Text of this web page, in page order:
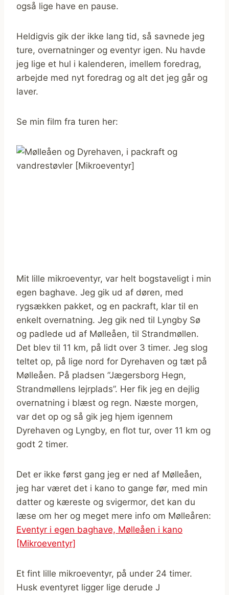
også lige have en pause.
Heldigvis gik der ikke lang tid, så savnede jeg
ture, overnatninger og eventyr igen. Nu havde
jeg lige et hul i kalenderen, imellem foredrag,
arbejde med nyt foredrag og alt det jeg går og
laver.
Se min film fra turen her:
Mit lille mikroeventyr, var helt bogstaveligt i min
egen baghave. Jeg gik ud af døren, med
rygsækken pakket, og en packraft, klar til en
enkelt overnatning. Jeg gik ned til Lyngby Sø
og padlede ud af Mølleåen, til Strandmøllen.
Det blev til 11 km, på lidt over 3 timer. Jeg slog
teltet op, på lige nord for Dyrehaven og tæt på
Mølleåen. På pladsen ”Jægersborg Hegn,
Strandmøllens lejrplads”. Her fik jeg en dejlig
overnatning i blæst og regn. Næste morgen,
var det op og så gik jeg hjem igennem
Dyrehaven og Lyngby, en flot tur, over 11 km og
godt 2 timer.
Det er ikke først gang jeg er ned af Mølleåen,
jeg har været det i kano to gange før, med min
datter og kæreste og svigermor, det kan du
læse om her og meget mere info om Mølleåren:
Eventyr i egen baghave, Mølleåen i kano
[Mikroeventyr]
Et fint lille mikroeventyr, på under 24 timer.
Husk eventyret ligger lige derude J